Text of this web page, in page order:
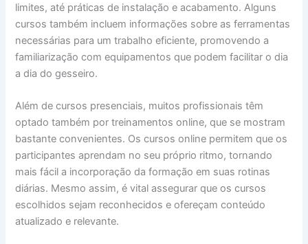
limites, até práticas de instalação e acabamento. Alguns
cursos também incluem informações sobre as ferramentas
necessárias para um trabalho eficiente, promovendo a
familiarização com equipamentos que podem facilitar o dia
a dia do gesseiro.
Além de cursos presenciais, muitos profissionais têm
optado também por treinamentos online, que se mostram
bastante convenientes. Os cursos online permitem que os
participantes aprendam no seu próprio ritmo, tornando
mais fácil a incorporação da formação em suas rotinas
diárias. Mesmo assim, é vital assegurar que os cursos
escolhidos sejam reconhecidos e ofereçam conteúdo
atualizado e relevante.